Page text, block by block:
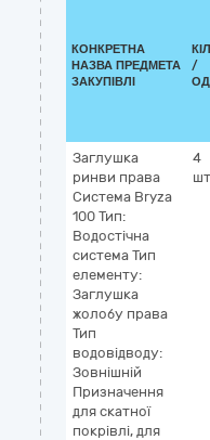
КОНКРЕТНА
НАЗВА ПРЕДМЕТА
ЗАКУПІВЛІ
/
Заглушка
ринви права
Система Bryza
100 Тип:
Водостічна
система Тип
елементу:
Заглушка
жолобу права
Тип
водовідводу:
Зовнішній
Призначення
для скатної
покрівлі, для
4